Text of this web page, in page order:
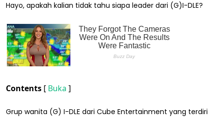
Hayo, apakah kalian tidak tahu siapa leader dari (G)I-DLE?
Contents [ Buka ]
Grup wanita (G) I-DLE dari Cube Entertainment yang terdiri